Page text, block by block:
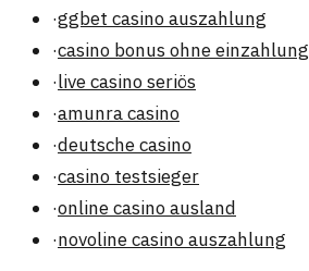
·ggbet casino auszahlung
·casino bonus ohne einzahlung
·live casino seriös
·amunra casino
·deutsche casino
·casino testsieger
·online casino ausland
·novoline casino auszahlung